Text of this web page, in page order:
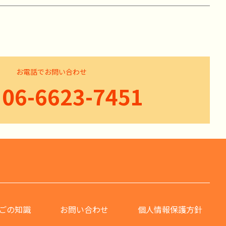
お電話でお問い合わせ
06-6623-7451
の知識 お問い合わせ 個人情報保護方針